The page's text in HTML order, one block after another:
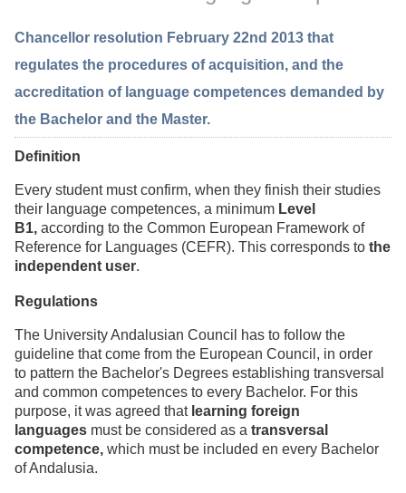
Chancellor resolution February 22nd 2013 that
regulates the procedures of acquisition, and the
accreditation of language competences demanded by
the Bachelor and the Master.
Definition
Every student must confirm, when they finish their studies
their language competences, a minimum Level
B1, according to the Common European Framework of
Reference for Languages (CEFR). This corresponds to the
independent user.
Regulations
The University Andalusian Council has to follow the
guideline that come from the European Council, in order
to pattern the Bachelor's Degrees establishing transversal
and common competences to every Bachelor. For this
purpose, it was agreed that learning foreign
languages must be considered as a transversal
competence, which must be included en every Bachelor
of Andalusia.